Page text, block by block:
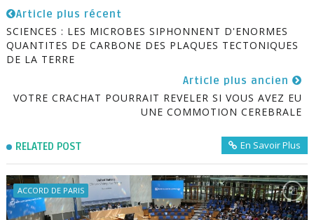
Article plus récent
SCIENCES : LES MICROBES SIPHONNENT D'ENORMES
QUANTITES DE CARBONE DES PLAQUES TECTONIQUES
DE LA TERRE
Article plus ancien
VOTRE CRACHAT POURRAIT REVELER SI VOUS AVEZ EU
UNE COMMOTION CEREBRALE
RELATED POST En Savoir Plus
ACCORD DE PARIS